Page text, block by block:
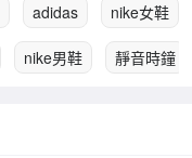
adidas nike女鞋
nike男鞋 靜音時鐘